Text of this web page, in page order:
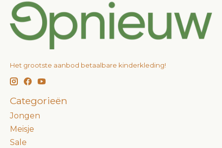
Het grootste aanbod betaalbare kinderkleding!
Categorieën
Jongen
Meisje
Sale